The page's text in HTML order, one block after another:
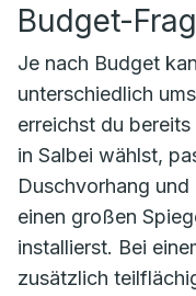
Budget-
Je nach Budget
unterschiedlich
erreichst du
in Salbei wählst,
Duschvorhang
einen großen
installierst. Bei
zusätzlich